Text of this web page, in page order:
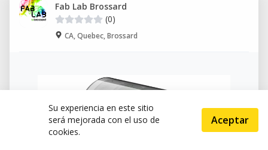
Fab Lab Brossard
(0)
CA, Quebec, Brossard
Su experiencia en este sitio
será mejorada con el uso de
cookies.
Aceptar